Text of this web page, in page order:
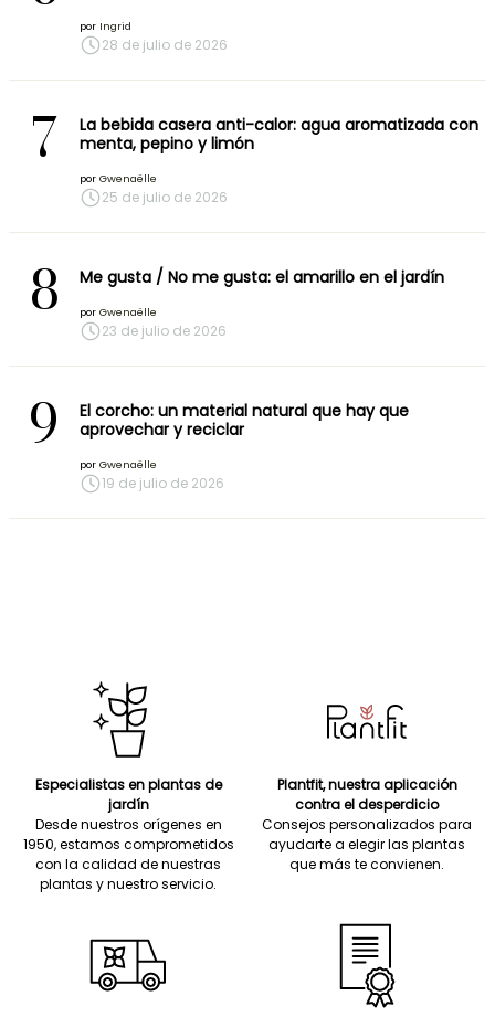
por Ingrid
28 de julio de 2026
7
La bebida casera anti-calor: agua aromatizada con
menta, pepino y limón
por Gwenaëlle
25 de julio de 2026
8 Me gusta / No me gusta: el amarillo en el jardín
por Gwenaëlle
23 de julio de 2026
9
El corcho: un material natural que hay que
aprovechar y reciclar
por Gwenaëlle
19 de julio de 2026
Especialistas en plantas de
jardín
Desde nuestros orígenes en
1950, estamos comprometidos
con la calidad de nuestras
plantas y nuestro servicio.
Plantfit, nuestra aplicación
contra el desperdicio
Consejos personalizados para
ayudarte a elegir las plantas
que más te convienen.